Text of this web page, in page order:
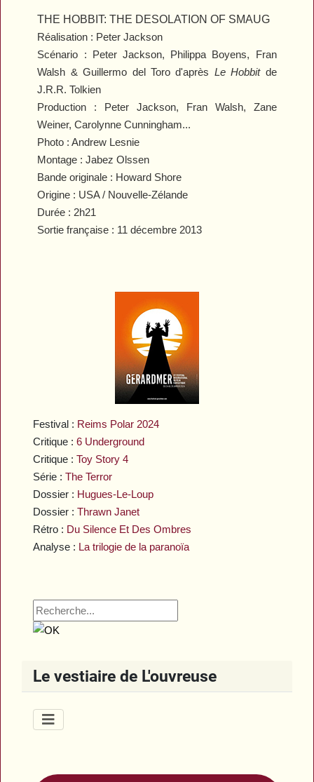
Festival : Reims Polar 2024
Critique :6 Underground
Critique :Toy Story 4
Série :The Terror
Dossier : Hugues-Le-Loup
Dossier :Thrawn Janet
Rétro : Du Silence Et Des Ombres
Analyse : La trilogie de la paranoïa
Le vestiaire de L'ouvreuse
THE HOBBIT: THE DESOLATION OF SMAUG
Réalisation : Peter Jackson
Scénario : Peter Jackson, Philippa Boyens, Fran
Walsh & Guillermo del Toro d'après Le Hobbitde
J.R.R. Tolkien
Production : Peter Jackson, Fran Walsh, Zane
Weiner, Carolynne Cunningham...
Photo : Andrew Lesnie
Montage : Jabez Olssen
Bande originale : Howard Shore
Origine : USA / Nouvelle-Zélande
Durée : 2h21
Sortie française : 11 décembre 2013